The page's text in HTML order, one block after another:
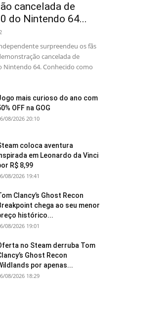
cancelada de
do Nintendo 64...
surpreendeu os fãs
cancelada de
Nintendo 64. Conhecido como
mais curioso do ano com
OFF na GOG
08/2026 20:10
coloca aventura
em Leonardo da Vinci
R$ 8,99
08/2026 19:41
Clancy’s Ghost Recon
chega ao seu menor
histórico...
08/2026 19:01
no Steam derruba Tom
Ghost Recon
por apenas...
08/2026 18:29